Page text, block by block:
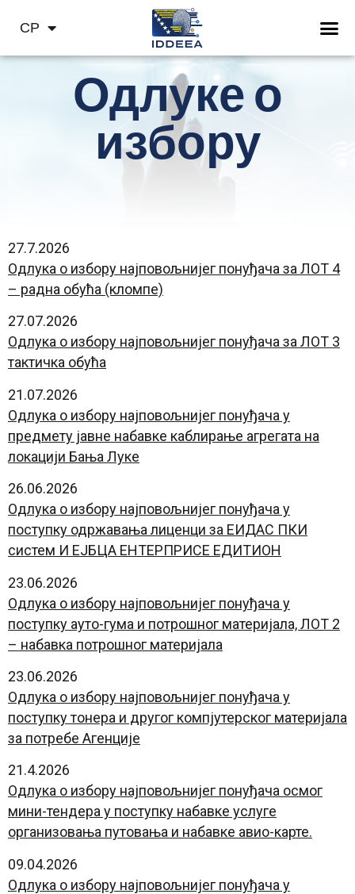
СР
HR
Одлуке о
избору
27.7.2026
Одлука о избору најповољнијег понуђача за ЛОТ 4
– радна обућа (кломпе)
27.07.2026
Одлука о избору најповољнијег понуђача за ЛОТ 3
тактичка обућа
21.07.2026
Одлука о избору најповољнијег понуђача у
предмету јавне набавке каблирање агрегата на
локацији Бања Луке
26.06.2026
Одлука о избору најповољнијег понуђача у
поступку одржавања лиценци за ЕИДАС ПКИ
систем И ЕЈБЦА ЕНТЕРПРИСЕ ЕДИТИОН
23.06.2026
Одлука о избору најповољнијег понуђача у
поступку ауто-гума и потрошног материјала, ЛОТ 2
– набавка потрошног материјала
23.06.2026
Одлука о избору најповољнијег понуђача у
поступку тонера и другог компјутерског материјала
за потребе Агенције
21.4.2026
Одлука о избору најповољнијег понуђача осмог
мини-тендера у поступку набавке услуге
организовања путовања и набавке авио-карте.
09.04.2026
Одлука о избору најповољнијег понуђача у